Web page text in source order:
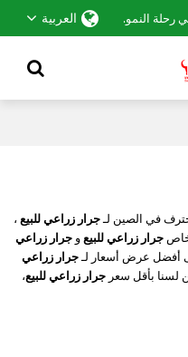
رحلة النمو. العربية
في الصين لـجرار زراعي للبيع ،
خاصجرار زراعي للبيعوجرار زراعي
أفضل عرض أسعار لـجرار زراعي
لسنا بأقل سعرجرار زراعي للبيع،